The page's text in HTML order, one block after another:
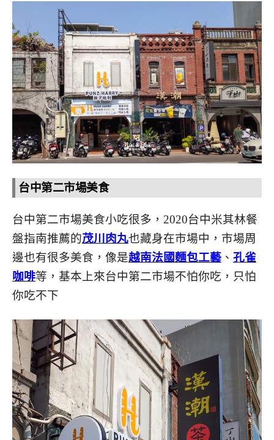
台中第二市場美食
台中第二市場美食小吃很多，2020台中米其林餐
盤指南推薦的茂川肉丸也藏身在市場中，市場周
邊也有很多美食，像是越南法國麵包工藝 、 孔雀
咖啡等，基本上來台中第二市場不怕你吃，只怕
你吃不下